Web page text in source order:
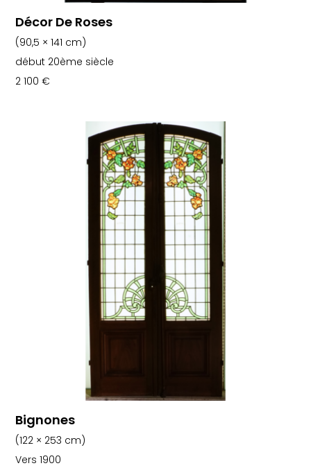
Décor De Roses
(90,5 × 141 cm)
début 20ème siècle
2 100€
Bignones
(122 × 253 cm)
Vers 1900